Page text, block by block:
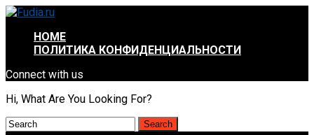
HOME
ПОЛИТИКА КОНФИДЕНЦИАЛЬНОСТИ
Connect with us
Hi, What Are You Looking For?